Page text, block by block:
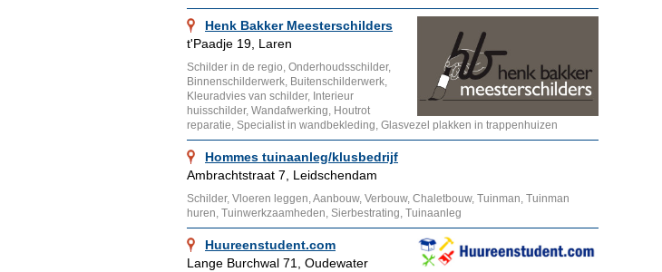
Henk Bakker Meesterschilders
t'Paadje 19, Laren
Schilder in de regio, Onderhoudsschilder,
Binnenschilderwerk, Buitenschilderwerk,
Kleuradvies van schilder, Interieur
huisschilder, Wandafwerking, Houtrot
reparatie, Specialist in wandbekleding, Glasvezel plakken in trappenhuizen
Hommes tuinaanleg/klusbedrijf
Ambrachtstraat 7, Leidschendam
Schilder, Vloeren leggen, Aanbouw, Verbouw, Chaletbouw, Tuinman, Tuinman
huren, Tuinwerkzaamheden, Sierbestrating, Tuinaanleg
Huureenstudent.com
Lange Burchwal 71, Oudewater